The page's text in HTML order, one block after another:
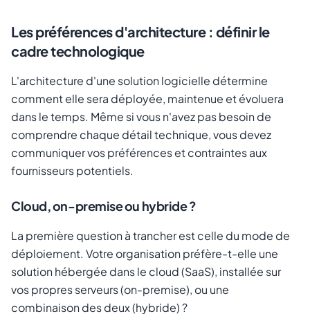
Les préférences d'architecture : définir le
cadre technologique
L'architecture d'une solution logicielle détermine
comment elle sera déployée, maintenue et évoluera
dans le temps. Même si vous n'avez pas besoin de
comprendre chaque détail technique, vous devez
communiquer vos préférences et contraintes aux
fournisseurs potentiels.
Cloud, on-premise ou hybride ?
La première question à trancher est celle du mode de
déploiement. Votre organisation préfère-t-elle une
solution hébergée dans le cloud (SaaS), installée sur
vos propres serveurs (on-premise), ou une
combinaison des deux (hybride) ?